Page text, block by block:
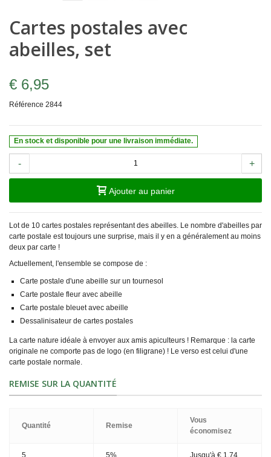
Cartes postales avec
abeilles, set
€ 6,95
Référence 2844
En stock et disponible pour une livraison immédiate.
- +
Ajouter au panier
Lot de 10 cartes postales représentant des abeilles. Le nombre d'abeilles par
carte postale est toujours une surprise, mais il y en a généralement au moins
deux par carte !
Actuellement, l'ensemble se compose de :
Carte postale d'une abeille sur un tournesol
Carte postale fleur avec abeille
Carte postale bleuet avec abeille
Dessalinisateur de cartes postales
La carte nature idéale à envoyer aux amis apiculteurs ! Remarque : la carte
originale ne comporte pas de logo (en filigrane) ! Le verso est celui d'une
carte postale normale.
REMISE SUR LA QUANTITÉ
Quantité Remise
Vous
économisez
5 5% Jusqu'à € 1,74